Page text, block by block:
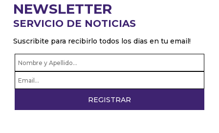
NEWSLETTER
SERVICIO DE NOTICIAS
Suscribite para recibirlo todos los dias en tu email!